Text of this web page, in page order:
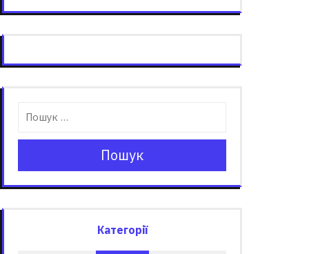
Пошук
Категорії